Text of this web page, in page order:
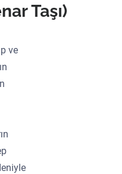
Taşı)
ve